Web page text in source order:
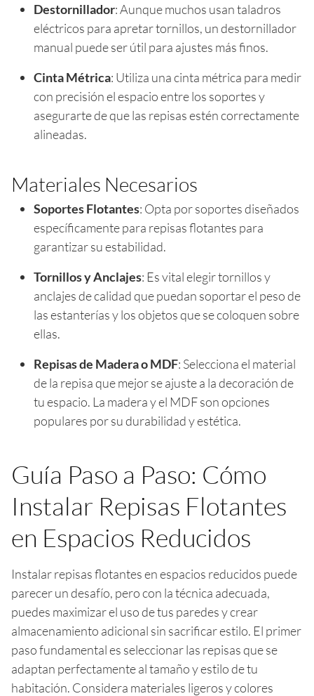
Destornillador: Aunque muchos usan taladros
eléctricos para apretar tornillos, un destornillador
manual puede ser útil para ajustes más finos.
Cinta Métrica: Utiliza una cinta métrica para medir
con precisión el espacio entre los soportes y
asegurarte de que las repisas estén correctamente
alineadas.
Materiales Necesarios
Soportes Flotantes: Opta por soportes diseñados
específicamente para repisas flotantes para
garantizar su estabilidad.
Tornillos y Anclajes: Es vital elegir tornillos y
anclajes de calidad que puedan soportar el peso de
las estanterías y los objetos que se coloquen sobre
ellas.
Repisas de Madera o MDF: Selecciona el material
de la repisa que mejor se ajuste a la decoración de
tu espacio. La madera y el MDF son opciones
populares por su durabilidad y estética.
Guía Paso a Paso: Cómo
Instalar Repisas Flotantes
en Espacios Reducidos
Instalar repisas flotantes en espacios reducidos puede
parecer un desafío, pero con la técnica adecuada,
puedes maximizar el uso de tus paredes y crear
almacenamiento adicional sin sacrificar estilo. El primer
paso fundamental es seleccionar las repisas que se
adaptan perfectamente al tamaño y estilo de tu
habitación. Considera materiales ligeros y colores